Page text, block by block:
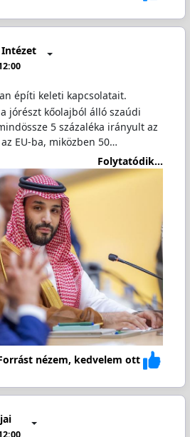
Intézet
építi keleti kapcsolatait.
jórészt kőolajból álló szaúdi
5 százaléka irányult az
EU-ba, miközben 50…
Folytatódik...
nézem, kedvelem ott